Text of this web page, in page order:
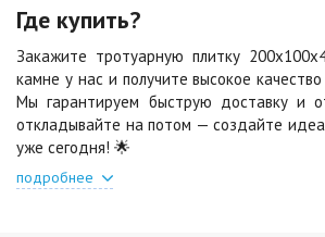
1 040 ₽/м2
Яшма
1 040 ₽
Где купить?
Закажите тротуарную плитку
камне у нас и получите высокое
Мы гарантируем быструю доставку и
откладывайте на потом — создайте
уже сегодня! 🌟
подробнее